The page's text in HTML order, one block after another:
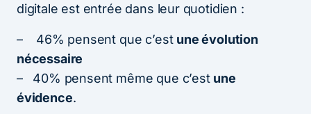
digitale est entrée dans leur quotidien :
– 46% pensent que c’est une évolution
nécessaire
– 40% pensent même que c’est une
évidence.